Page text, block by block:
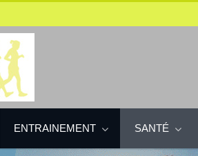
ENTRAINEMENT SANTÉ